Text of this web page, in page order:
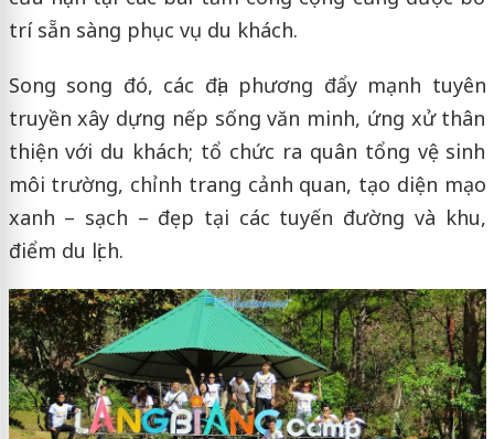
trí sẵn sàng phục vụ du khách.
Song song đó, các địa phương đẩy mạnh tuyên
truyền xây dựng nếp sống văn minh, ứng xử thân
thiện với du khách; tổ chức ra quân tổng vệ sinh
môi trường, chỉnh trang cảnh quan, tạo diện mạo
xanh – sạch – đẹp tại các tuyến đường và khu,
điểm du lịch.